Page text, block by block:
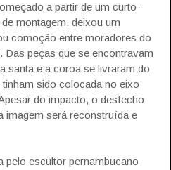
a partir de um curto-
montagem, deixou um
comoção entre moradores do
Das peças que se encontravam
santa e a coroa se livraram do
sido colocada no eixo
do impacto, o desfecho
imagem será reconstruída e
escultor pernambucano